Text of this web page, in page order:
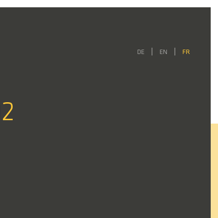
DE EN FR